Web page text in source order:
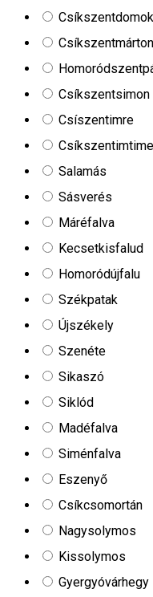
Csíkszentmárton
Csíkszentsimon
Csíszentimre
Salamás
Sásverés
Máréfalva
Kecsetkisfalud
Homoródújfalu
Székpatak
Újszékely
Szenéte
Sikaszó
Siklód
Madéfalva
Siménfalva
Eszenyő
Csíkcsomortán
Nagysolymos
Kissolymos
Gyergyóvárhegy
Amalia
A parajdi AMALIA
ingyenes wifit biztosít a
felszerelt konyha áll a
legkisebbeket játszótér
és kerttel rendelkezik. A
fekszik a panziótól.
Strada Gării, Praid
Kiadó szobák
Anita Vendégház
Korondon, Harghita
feletti magasságban, az
ingyenes parkolóval és
vendégeit, csendes
vendégház 21
valamint étkezővel van
csoportos rendezvényre
felszereltség: fűtőtest,